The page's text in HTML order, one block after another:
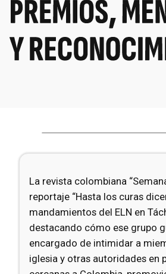
La revista colombiana
reportaje “Hasta los curas
mandamientos del ELN en
destacando cómo ese grupo
encargado de intimidar a
iglesia y otras autoridades en